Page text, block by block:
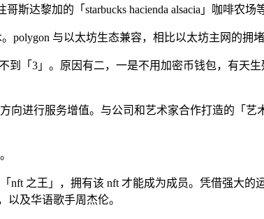
哥斯达黎加的「starbucks hacienda alsacia」咖啡农场
polygon 与以太坊生态兼容，相比以太坊主网的拥
到「3」。原因有二，一是不用加密币钱包，有天
向进行服务增值。与公司和艺术家合作打造的「
nft 之王」，拥有该 nft 才能成为成员。凭借强大
以及华语歌手周杰伦。